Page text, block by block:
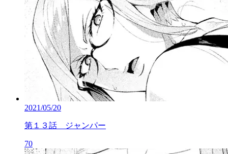
2021/05/20
第１３話 ジャンパー
70